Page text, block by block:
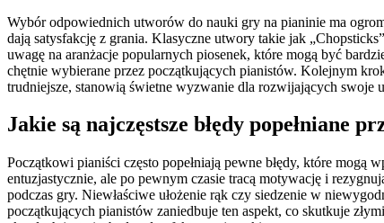
Wybór odpowiednich utworów do nauki gry na pianinie ma
dają satysfakcję z grania. Klasyczne utwory takie jak
uwagę na aranżacje popularnych piosenek, które mogą być
chętnie wybierane przez początkujących pianistów. Kolejnym
trudniejsze, stanowią świetne wyzwanie dla rozwijających swoje
Jakie są najczęstsze błędy popełniane
Początkowi pianiści często popełniają pewne błędy, które mogą
entuzjastycznie, ale po pewnym czasie tracą motywację i
podczas gry. Niewłaściwe ułożenie rąk czy siedzenie w
początkujących pianistów zaniedbuje ten aspekt, co skutkuje